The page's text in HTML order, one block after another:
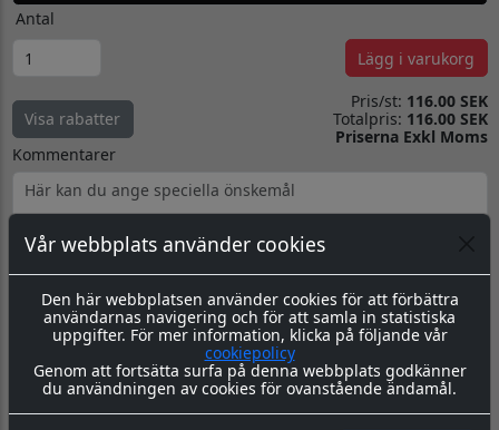
Vår webbplats använder cookies
Den här webbplatsen använder cookies för att förbättra
användarnas navigering och för att samla in statistiska
uppgifter. För mer information, klicka på följande vår
cookiepolicy
Genom att fortsätta surfa på denna webbplats godkänner
du användningen av cookies för ovanstående ändamål.
Antal
Lägg i varukorg
Visa rabatter
Pris/st: 116.00 SEK
Totalpris: 116.00 SEK
Priserna Exkl Moms
Kommentarer
Produktbeskrivning
Dokument
Datorskuren dekal / logo
Material & Tillverkning:Dessa dekaler skärs ut i en 8-årig
genomfärgad kvalitetsfolie, som fäster på de flesta plana
ytor.